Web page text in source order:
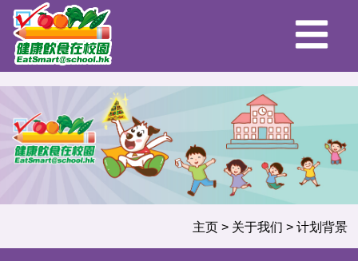
主页> 关于我们 > 计划背景